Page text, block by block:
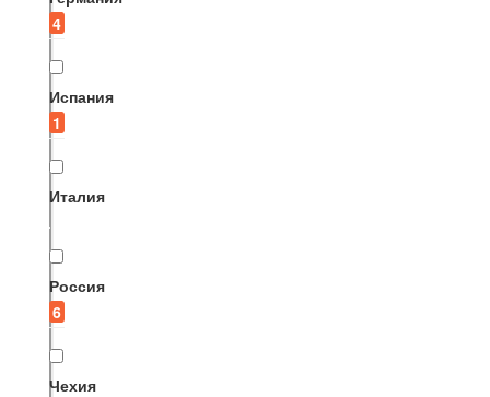
4
Испания
1
Италия
Россия
6
Чехия